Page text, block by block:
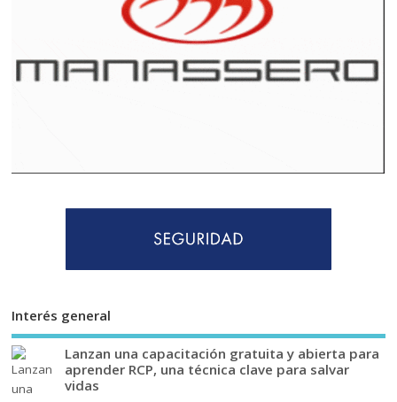
Interés general
Lanzan una capacitación gratuita y abierta para
aprender RCP, una técnica clave para salvar
vidas